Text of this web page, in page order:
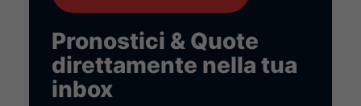
Pronostici & Quote
direttamente nella tua
inbox